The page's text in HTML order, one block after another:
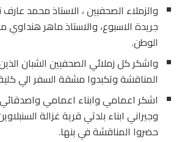
والزملاء الصحفيين ، الاستاذ محمد عارف
جريدة الاسبوع، والاستاذ ماهر هنداوي
الوطن.
واشكر كل زملائي الصحفيين الشبان
المناقشة وتكبدوا مشقة السفر الي
اشكر اعمامي وابناء اعمامي
وجيراني ابناء بلدتي قرية غزالة
حضروا المناقشة في بنها.